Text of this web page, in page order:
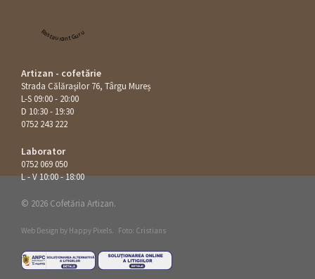
Restaurant Guru
Artizan - cofetărie
Strada Călăraşilor 76, Târgu Mureș
L-S 09:00 - 20:00
D 10:30 - 19:30
0752 243 222
Laborator
0752 069 050
L - V 10:00 - 18:00
© 2026 Cofetăria Artizan.
Web Design by Happy Pixels. Foto: Cristians